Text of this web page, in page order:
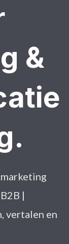
&
|
vertalen en